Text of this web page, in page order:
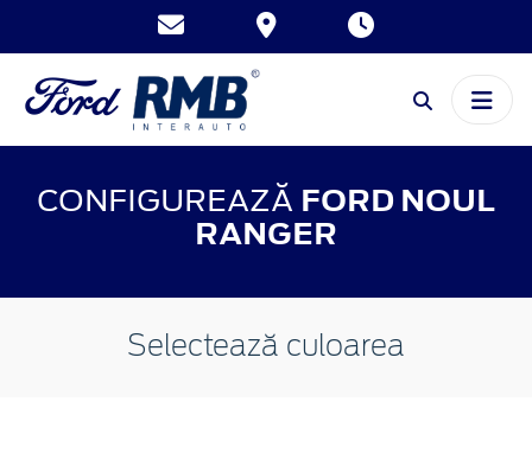
CONFIGUREAZĂ FORD NOUL
RANGER
Selectează culoarea